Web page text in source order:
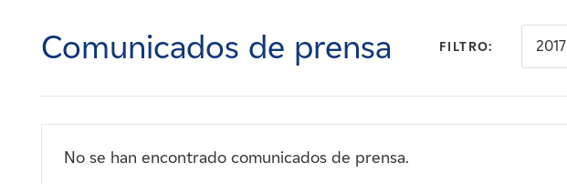
Noticias
Comunicados de prensa FILTRO: 2017
No se han encontrado comunicados de prensa.